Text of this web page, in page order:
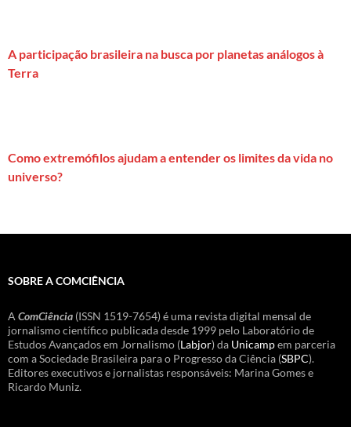
A participação brasileira na busca por planetas análogos à
Terra
Como extremófilos ajudam a entender os limites da vida no
universo?
SOBRE A COMCIÊNCIA
A ComCiência (ISSN 1519-7654) é uma revista digital mensal de
jornalismo científico publicada desde 1999 pelo Laboratório de
Estudos Avançados em Jornalismo (Labjor) da Unicampem parceria
com a Sociedade Brasileira para o Progresso da Ciência (SBPC).
Editores executivos e jornalistas responsáveis: Marina Gomes e
Ricardo Muniz.